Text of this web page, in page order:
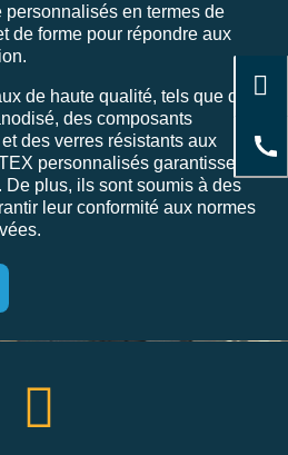
en termes de
de forme pour répondre aux
de haute qualité, tels que des
des composants
des verres résistants aux
personnalisés garantissent
plus, ils sont soumis à des
leur conformité aux normes